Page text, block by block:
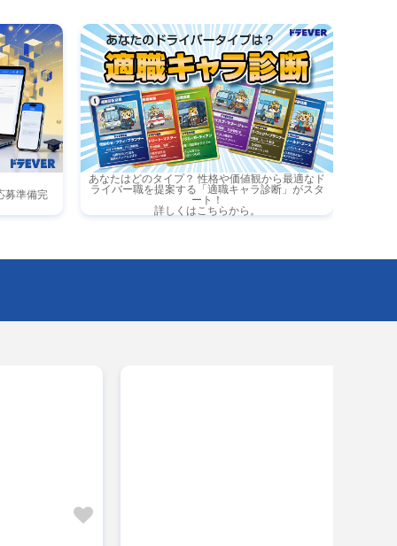
募準備完
あなたはどのタイプ？ 性格や価値観から最適なド
ライバー職を提案する「適職キャラ診断」がスタ
ート！
詳しくはこちらから。